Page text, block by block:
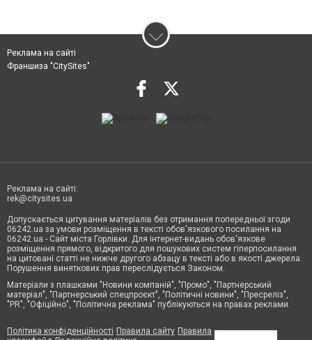
Реклама на сайті
Франшиза "CitySites"
Реклама на сайті:
rek@citysites.ua
Допускається цитування матеріалів без отримання попередньої згоди
06242.ua за умови розміщення в тексті обов'язкового посилання на
06242.ua - Сайт міста Горлівки. Для інтернет-видань обов'язкове
розміщення прямого, відкритого для пошукових систем гіперпосилання
на цитовані статті не нижче другого абзацу в тексті або в якості джерела.
Порушення виняткових прав переслідується Законом.
Матеріали з плашками "Новини компаній", "Промо", "Партнерський
матеріал", "Партнерський спецпроєкт", "Політичні новини", "Пресреліз",
"PR", "Офіційно", "Політична реклама" публікуються на правах реклами.
Політика конфіденційності Правила сайту Правила